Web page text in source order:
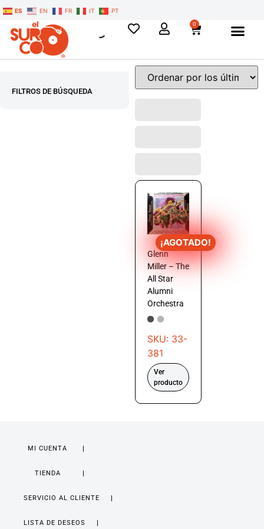
ES EN FR IT PT
0
FILTROS DE BÚSQUEDA
¡AGOTADO!
Glenn
Miller – The
All Star
Alumni
Orchestra
SKU: 33-
381
Ver
producto
MI CUENTA
TIENDA
SERVICIO AL CLIENTE
LISTA DE DESEOS